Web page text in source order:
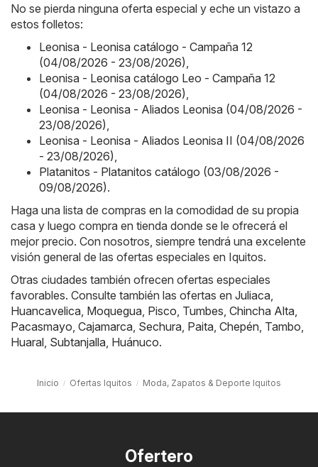
No se pierda ninguna oferta especial y eche un vistazo a
estos folletos:
Leonisa - Leonisa catálogo - Campaña 12
(04/08/2026 - 23/08/2026)
Leonisa - Leonisa catálogo Leo - Campaña 12
(04/08/2026 - 23/08/2026)
Leonisa - Leonisa - Aliados Leonisa (04/08/2026 -
23/08/2026)
Leonisa - Leonisa - Aliados Leonisa II (04/08/2026
- 23/08/2026)
Platanitos - Platanitos catálogo (03/08/2026 -
09/08/2026).
Haga una lista de compras en la comodidad de su propia
casa y luego compra en tienda donde se le ofrecerá el
mejor precio. Con nosotros, siempre tendrá una excelente
visión general de las ofertas especiales en Iquitos.
Otras ciudades también ofrecen ofertas especiales
favorables. Consulte también las ofertas en Juliaca
Huancavelica Moquegua Pisco Tumbes Chincha Alta
Pacasmayo Cajamarca Sechura Paita Chepén Tambo
Huaral Subtanjalla Huánuco.
Inicio Ofertas Iquitos Moda, Zapatos & Deporte Iquitos
Ofertero